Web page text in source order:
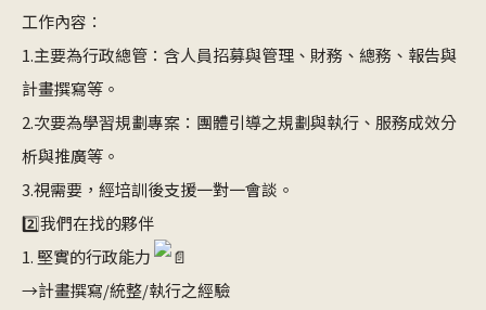
工作內容：
1.主要為行政總管：含人員招募與管理、財務、總務、報告與
計畫撰寫等。
2.次要為學習規劃專案：團體引導之規劃與執行、服務成效分
析與推廣等。
3.視需要，經培訓後支援一對一會談。
2️⃣我們在找的夥伴​
1. 堅實的行政能力
→計畫撰寫/統整/執行之經驗